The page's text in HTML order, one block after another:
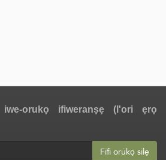
orukọ ifiweranṣẹ (l'ori ẹrọ
Fífi orúkọ silẹ